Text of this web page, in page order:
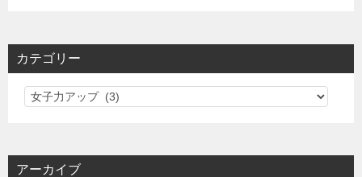
カテゴリー
カ
リ
アーカイブ